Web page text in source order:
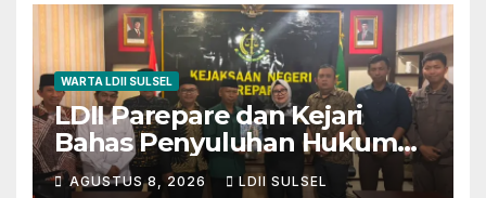
WARTA LDII SULSEL
LDII Parepare dan Kejari
Bahas Penyuluhan Hukum
untuk Warga dan Masyarakat
AGUSTUS 8, 2026 LDII SULSEL